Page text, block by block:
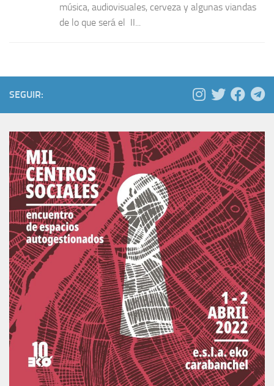
música, audiovisuales, cerveza y algunas viandas
de lo que será el II...
SEGUIR: